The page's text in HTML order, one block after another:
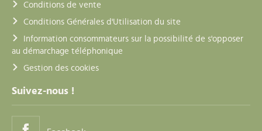
Conditions de vente
Conditions Générales d'Utilisation du site
Information consommateurs sur la possibilité de s'opposer
au démarchage téléphonique
Gestion des cookies
Suivez-nous !